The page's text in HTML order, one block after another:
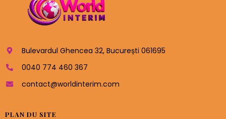
Bulevardul Ghencea 32, București 061695
0040 774 460 367
contact@worldinterim.com
PLAN DU SITE